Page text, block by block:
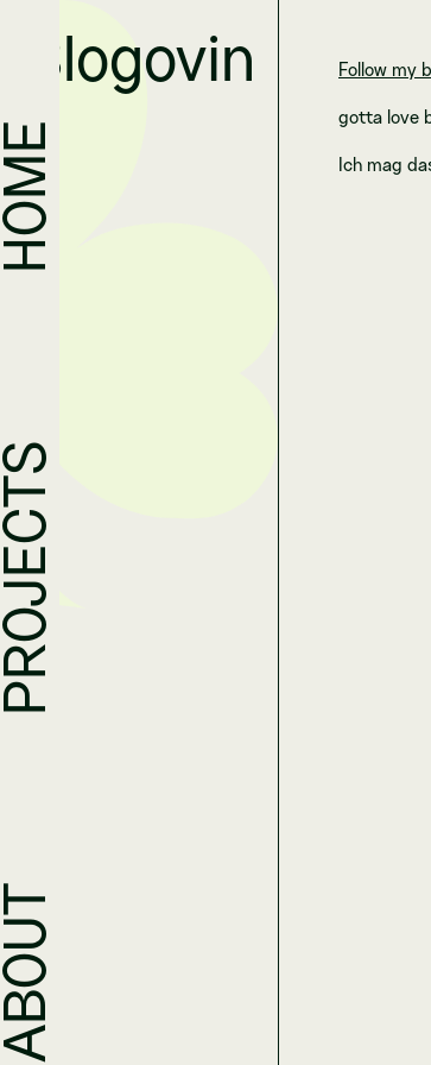
ABOUT
PROJECTS
HOME
Blogovin Follow my
gotta love
Ich mag